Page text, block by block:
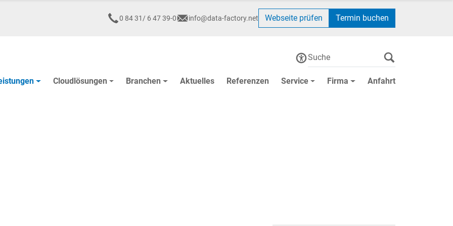
0 84 31/ 6 47 39-0 info@data-factory.net Webseite prüfen Termin buchen
Cloudlösungen Branchen Aktuelles Referenzen Service Firma Anfahrt